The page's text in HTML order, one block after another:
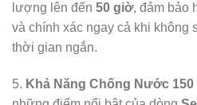
lượng lên đến 50 giờ, đảm bảo
và chính xác ngay cả khi không
thời gian ngắn.
5. Khả Năng Chống Nước 150